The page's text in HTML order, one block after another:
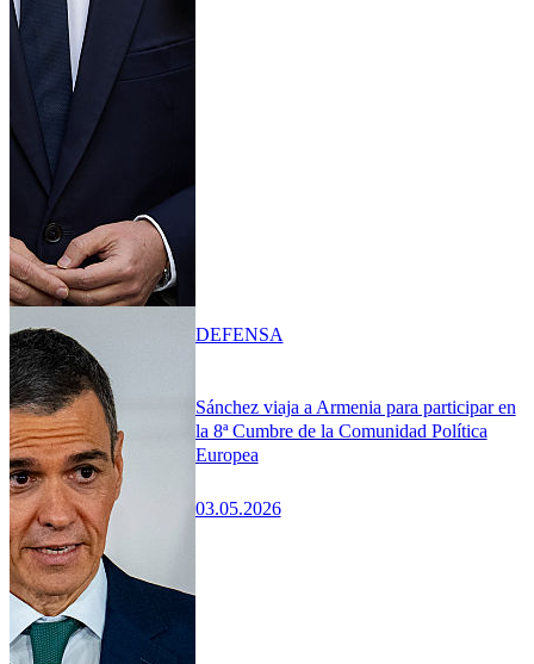
Sánchez viaja a Armenia para participar en
la 8ª Cumbre de la Comunidad Política
Europea
03.05.2026
DEFENSA